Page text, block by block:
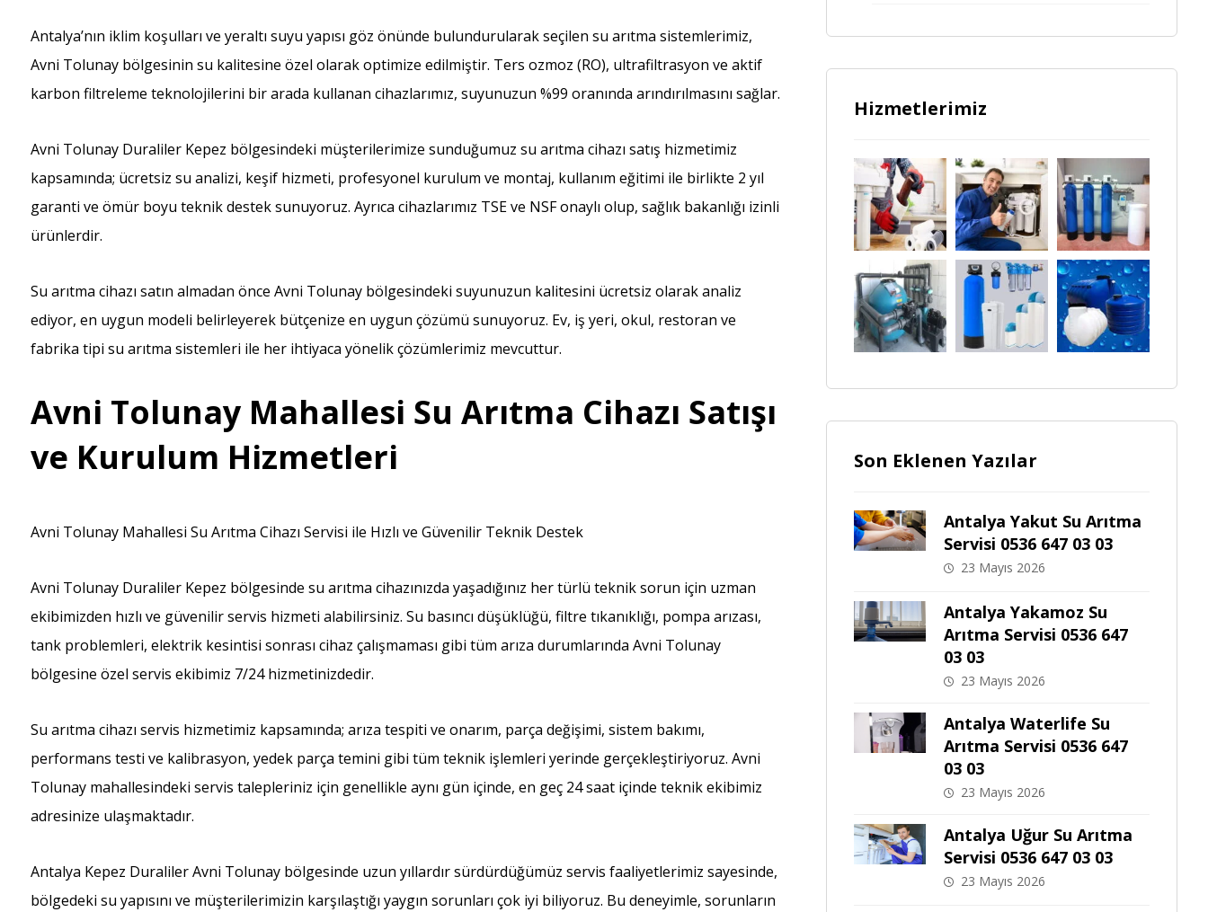
Antalya’nın iklim koşulları ve yeraltı suyu yapısı göz önünde bulundurularak seçilen su arıtma sistemlerimiz,
Avni Tolunay bölgesinin su kalitesine özel olarak optimize edilmiştir. Ters ozmoz (RO), ultrafiltrasyon ve aktif
karbon filtreleme teknolojilerini bir arada kullanan cihazlarımız, suyunuzun %99 oranında arındırılmasını sağlar.
Avni Tolunay Duraliler Kepez bölgesindeki müşterilerimize sunduğumuz su arıtma cihazı satış hizmetimiz
kapsamında; ücretsiz su analizi, keşif hizmeti, profesyonel kurulum ve montaj, kullanım eğitimi ile birlikte 2 yıl
garanti ve ömür boyu teknik destek sunuyoruz. Ayrıca cihazlarımız TSE ve NSF onaylı olup, sağlık bakanlığı izinli
ürünlerdir.
Su arıtma cihazı satın almadan önce Avni Tolunay bölgesindeki suyunuzun kalitesini ücretsiz olarak analiz
ediyor, en uygun modeli belirleyerek bütçenize en uygun çözümü sunuyoruz. Ev, iş yeri, okul, restoran ve
fabrika tipi su arıtma sistemleri ile her ihtiyaca yönelik çözümlerimiz mevcuttur.
Avni Tolunay Mahallesi Su Arıtma Cihazı Satışı
ve Kurulum Hizmetleri
Avni Tolunay Mahallesi Su Arıtma Cihazı Servisi ile Hızlı ve Güvenilir Teknik Destek
Avni Tolunay Duraliler Kepez bölgesinde su arıtma cihazınızda yaşadığınız her türlü teknik sorun için uzman
ekibimizden hızlı ve güvenilir servis hizmeti alabilirsiniz. Su basıncı düşüklüğü, filtre tıkanıklığı, pompa arızası,
tank problemleri, elektrik kesintisi sonrası cihaz çalışmaması gibi tüm arıza durumlarında Avni Tolunay
bölgesine özel servis ekibimiz 7/24 hizmetinizdedir.
Su arıtma cihazı servis hizmetimiz kapsamında; arıza tespiti ve onarım, parça değişimi, sistem bakımı,
performans testi ve kalibrasyon, yedek parça temini gibi tüm teknik işlemleri yerinde gerçekleştiriyoruz. Avni
Tolunay mahallesindeki servis talepleriniz için genellikle aynı gün içinde, en geç 24 saat içinde teknik ekibimiz
adresinize ulaşmaktadır.
Antalya Kepez Duraliler Avni Tolunay bölgesinde uzun yıllardır sürdürdüğümüz servis faaliyetlerimiz sayesinde,
bölgedeki su yapısını ve müşterilerimizin karşılaştığı yaygın sorunları çok iyi biliyoruz. Bu deneyimle, sorunların
Hizmetlerimiz
Son Eklenen Yazılar
Antalya Yakut Su Arıtma
Servisi 0536 647 03 03
23 Mayıs 2026
Antalya Yakamoz Su
Arıtma Servisi 0536 647
03 03
23 Mayıs 2026
Antalya Waterlife Su
Arıtma Servisi 0536 647
03 03
23 Mayıs 2026
Antalya Uğur Su Arıtma
Servisi 0536 647 03 03
23 Mayıs 2026